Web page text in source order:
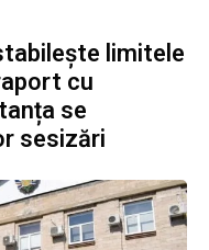
limitele
cu
se
sesizări